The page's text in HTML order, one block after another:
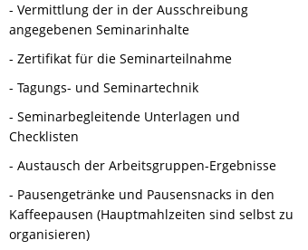
- Vermittlung der in der Ausschreibung
angegebenen Seminarinhalte
- Zertifikat für die Seminarteilnahme
- Tagungs- und Seminartechnik
- Seminarbegleitende Unterlagen und
Checklisten
- Austausch der Arbeitsgruppen-Ergebnisse
- Pausengetränke und Pausensnacks in den
Kaffeepausen (Hauptmahlzeiten sind selbst zu
organisieren)